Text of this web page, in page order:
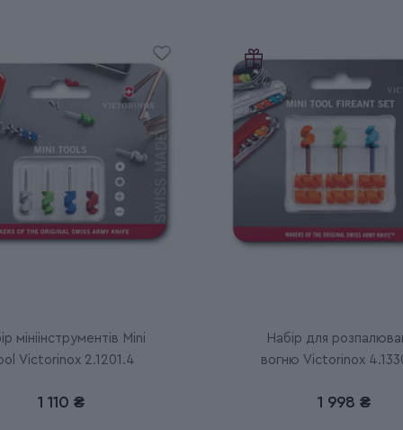
мініінструментів Mini
Victorinox 2.1201.4
1 110 ₴
Набір для
вогню Victorinox
1 998 ₴